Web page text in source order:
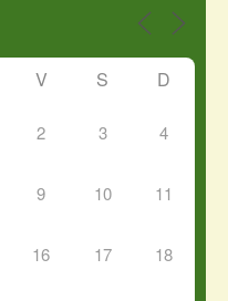
V S D
2 3 4
9 10 11
16 17 18